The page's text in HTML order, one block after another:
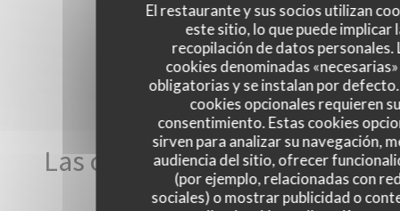
El restaurante y sus socios utilizan
este sitio, lo que puede implicar
recopilación de datos personales.
cookies denominadas
obligatorias y se instalan por
cookies opcionales requieren
consentimiento. Estas cookies
sirven para analizar su navegación,
audiencia del sitio, ofrecer
(por ejemplo, relacionadas con
sociales) o mostrar publicidad o
Las opiniones de nuestros
clientes